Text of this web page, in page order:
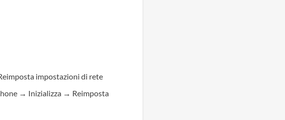
impostazioni di rete
→ Inizializza → Reimposta